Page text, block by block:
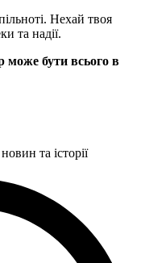
Нехай твоя
та надії.
може бути всього в
та історії